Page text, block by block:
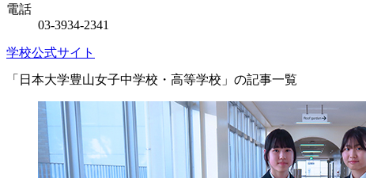
電話
03-3934-2341
学校公式サイト
「日本大学豊山女子中学校・高等学校」の記事一覧